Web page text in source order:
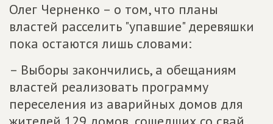
Олег Черненко – о том, что планы
властей расселить "упавшие" деревяшки
пока остаются лишь словами:
– Выборы закончились, а обещаниям
властей реализовать программу
переселения из аварийных домов для